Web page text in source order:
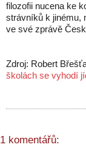
filozofii nucena ke
strávníků k jinému,
ve své zprávě
Zdroj: Robert
školách se vyhodí
1 komentářů: